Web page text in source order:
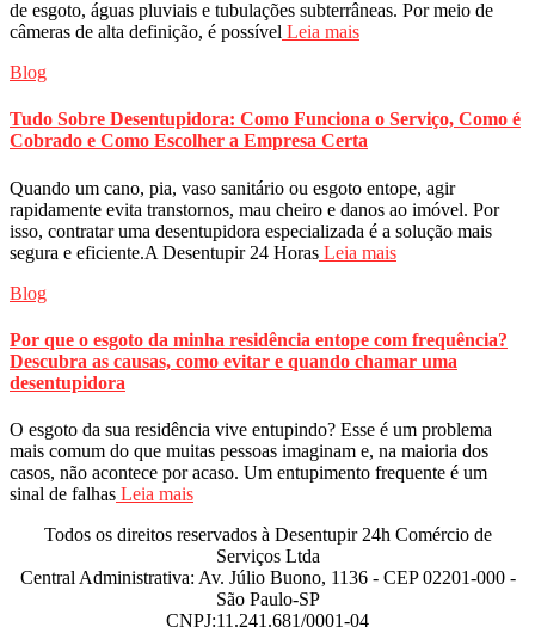
de esgoto, águas pluviais e tubulações subterrâneas. Por meio de
câmeras de alta definição, é possível Leia mais
Blog
Tudo Sobre Desentupidora: Como Funciona o Serviço, Como é
Cobrado e Como Escolher a Empresa Certa
Quando um cano, pia, vaso sanitário ou esgoto entope, agir
rapidamente evita transtornos, mau cheiro e danos ao imóvel. Por
isso, contratar uma desentupidora especializada é a solução mais
segura e eficiente.A Desentupir 24 Horas Leia mais
Blog
Por que o esgoto da minha residência entope com frequência?
Descubra as causas, como evitar e quando chamar uma
desentupidora
O esgoto da sua residência vive entupindo? Esse é um problema
mais comum do que muitas pessoas imaginam e, na maioria dos
casos, não acontece por acaso. Um entupimento frequente é um
sinal de falhas Leia mais
Todos os direitos reservados à Desentupir 24h Comércio de
Serviços Ltda
Central Administrativa: Av. Júlio Buono, 1136 - CEP 02201-000 -
São Paulo-SP
CNPJ:11.241.681/0001-04